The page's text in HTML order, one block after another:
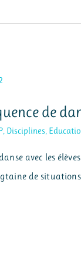
de
, Disciplines,
avec les
de